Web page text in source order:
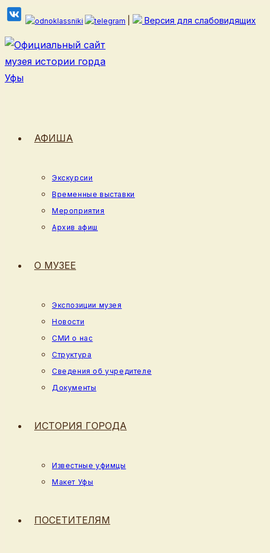
Перейти
содержимому
Версия для слабовидящих
АФИША
Экскурсии
Временные выставки
Мероприятия
Архив афиш
О МУЗЕЕ
Экспозиции музея
Новости
СМИ о нас
Структура
Сведения об учредителе
Документы
ИСТОРИЯ ГОРОДА
Известные уфимцы
Макет Уфы
ПОСЕТИТЕЛЯМ